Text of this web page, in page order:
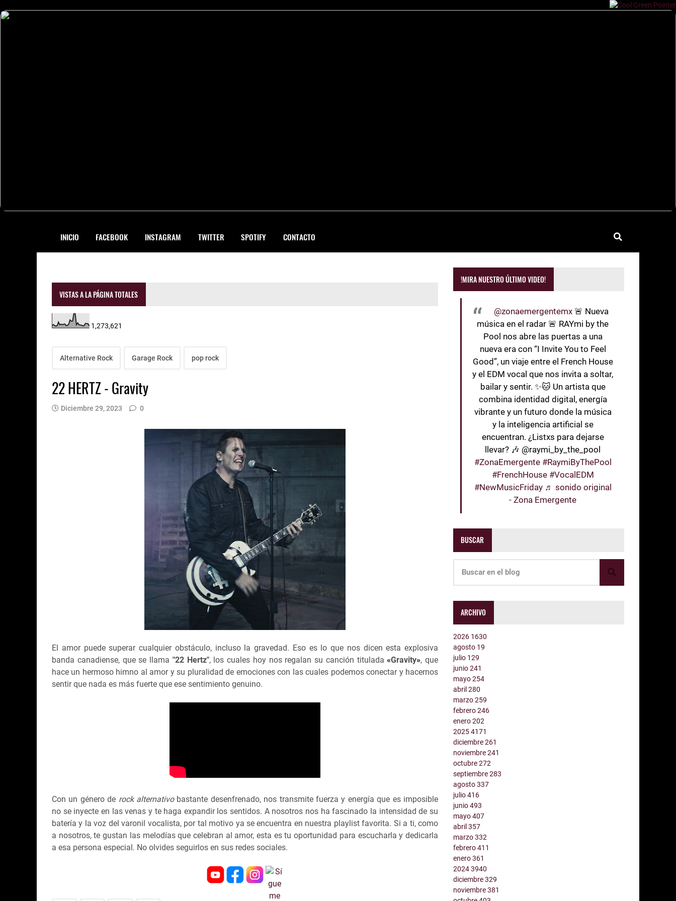
INICIO FACEBOOK INSTAGRAM TWITTER SPOTIFY CONTACTO
VISTAS A LA PÁGINA TOTALES
1,273,621
Alternative Rock Garage Rock pop rock
22 HERTZ - Gravity
Diciembre 29, 2023 0
El amor puede superar cualquier obstáculo, incluso la gravedad. Eso es lo que nos dicen esta explosiva
banda canadiense, que se llama "22 Hertz", los cuales hoy nos regalan su canción titulada«Gravity», que
hace un hermoso himno al amor y su pluralidad de emociones con las cuales podemos conectar y hacernos
sentir que nada es más fuerte que ese sentimiento genuino.
Con un género de rock alternativobastante desenfrenado, nos transmite fuerza y energía que es imposible
no se inyecte en las venas y te haga expandir los sentidos. A nosotros nos ha fascinado la intensidad de su
batería y la voz del varonil vocalista, por tal motivo ya se encuentra en nuestra playlist favorita. Si a ti, como
a nosotros, te gustan las melodías que celebran al amor, esta es tu oportunidad para escucharla y dedicarla
a esa persona especial. No olvides seguirlos en sus redes sociales.
!MIRA NUESTRO ÚLTIMO VIDEO!
@zonaemergentemx 🚨 Nueva
música en el radar 🚨 RAYmi by the
Pool nos abre las puertas a una
nueva era con “I Invite You to Feel
Good”, un viaje entre el French House
y el EDM vocal que nos invita a soltar,
bailar y sentir. ✨🐱 Un artista que
combina identidad digital, energía
vibrante y un futuro donde la música
y la inteligencia artificial se
encuentran. ¿Listxs para dejarse
llevar? 🎶 @raymi_by_the_pool
#ZonaEmergente #RaymiByThePool
#FrenchHouse #VocalEDM
#NewMusicFriday ♬ sonido original
- Zona Emergente
BUSCAR
ARCHIVO
2026 1630
agosto 19
julio 129
junio241
mayo254
abril280
marzo259
febrero246
enero202
20254171
diciembre261
noviembre241
octubre272
septiembre283
agosto337
julio416
junio493
mayo407
abril357
marzo332
febrero411
enero361
20243940
diciembre329
noviembre381